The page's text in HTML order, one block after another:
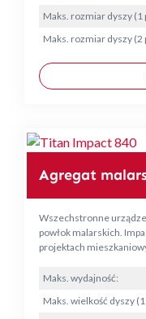
Maks. rozmiar dyszy (1
Maks. rozmiar dyszy (2
Agregat
Wszechstronne
powłok malarskich.
projektach
Maks. wydajność:
Maks. wielkość dyszy